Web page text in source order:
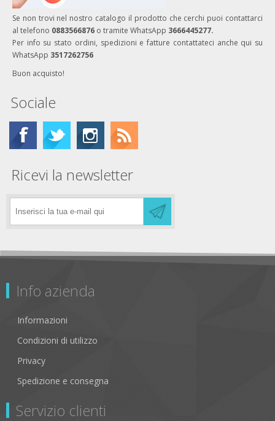
Se non trovi nel nostro catalogo il prodotto che cerchi puoi contattarci
al telefono 0883566876 o tramite WhatsApp 3666445277.
Per info su stato ordini, spedizioni e fatture contattateci anche qui su
WhatsApp 3517262756
Buon acquisto!
Sociale
Ricevi la newsletter
Info azienda
Informazioni
Condizioni di utilizzo
Privacy
Spedizione e consegna
Servizio clienti